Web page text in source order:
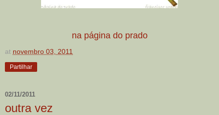
na página do prado
at novembro 03, 2011
Partilhar
02/11/2011
outra vez